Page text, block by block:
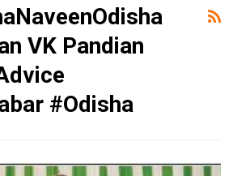
VK Pandian
#odisha